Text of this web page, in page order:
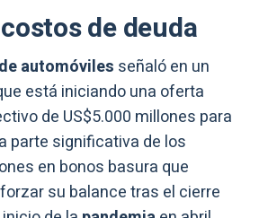
de deuda
automóviles señaló en un
está iniciando una oferta
de US$5.000 millones para
parte significativa de los
en bonos basura que
su balance tras el cierre